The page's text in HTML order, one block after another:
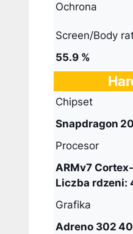
Ochrona
Screen/Body
55.9 %
Chipset
Snapdragon
Procesor
ARMv7
Liczba rdzeni:
Grafika
Adreno 302